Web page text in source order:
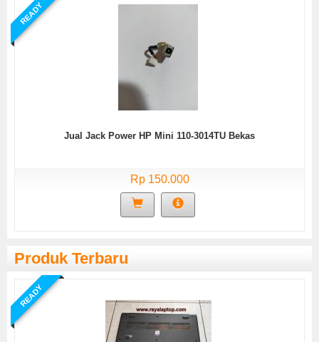
READY
Jual Jack Power HP Mini 110-3014TU Bekas
Rp 150.000
Produk Terbaru
READY